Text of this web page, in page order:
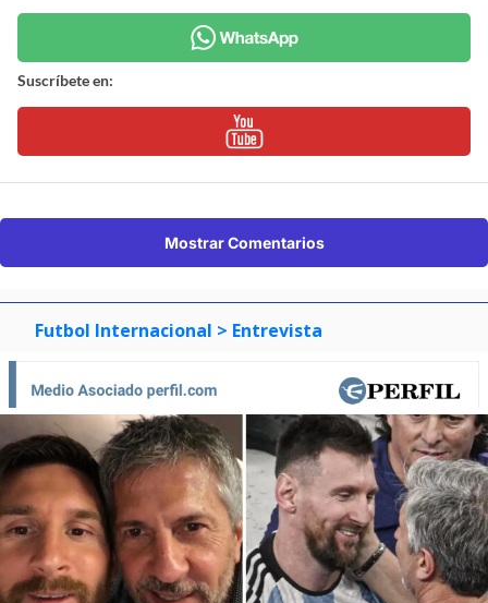
Suscríbete en:
Mostrar Comentarios
Futbol Internacional > Entrevista